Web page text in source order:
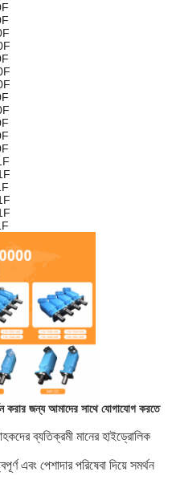
করার জন্য আমাদের সাথে যোগাযোগ করতে
ব্যতিক্রমী মানের হাইড্রোলিক
এবং পেশাদার পরিষেবা দিয়ে সমর্থন